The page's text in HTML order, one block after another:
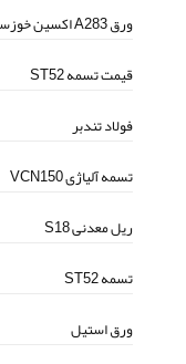
ورق A283 اکسین خوزستان
قیمت تسمه ST52
فولاد تندبر
تسمه آلیاژی VCN150
ریل معدنی S18
تسمه ST52
ورق استیل